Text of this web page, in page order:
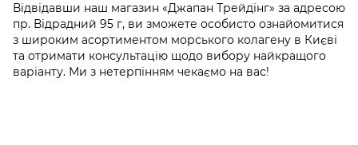
Відвідавши наш магазин «Джапан Трейдінг» за адресою
пр. Відрадний 95 г, ви зможете особисто ознайомитися
з широким асортиментом морського колагену в Києві
та отримати консультацію щодо вибору найкращого
варіанту. Ми з нетерпінням чекаємо на вас!